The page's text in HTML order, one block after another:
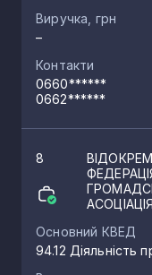
Виручка, грн
–
Контакти
0660******
0662******
8
Основний КВЕД
94.12 Діяльність